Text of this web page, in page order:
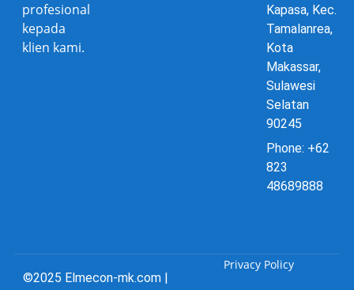
profesional
kepada
klien kami.
Kapasa, Kec.
Tamalanrea,
Kota
Makassar,
Sulawesi
Selatan
90245
Phone: +62
823
48689888
©2025 Elmecon-mk.com |
Privacy Policy